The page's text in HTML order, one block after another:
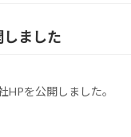
ました
HPを公開しました。